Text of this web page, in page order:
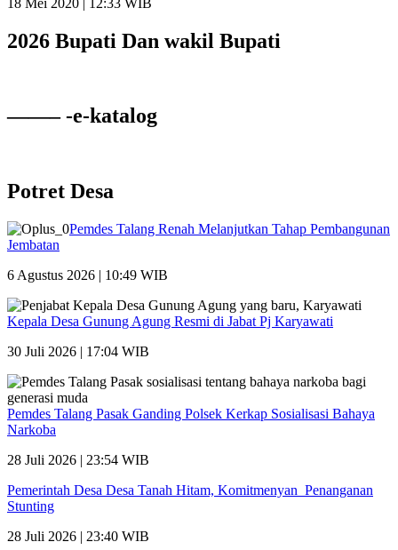
2026 Bupati Dan wakil Bupati
——– -e-katalog
Potret Desa
Pemdes Talang Renah Melanjutkan Tahap Pembangunan
Jembatan
6 Agustus 2026 | 10:49 WIB
Kepala Desa Gunung Agung Resmi di Jabat Pj Karyawati
30 Juli 2026 | 17:04 WIB
Pemdes Talang Pasak Ganding Polsek Kerkap Sosialisasi Bahaya
Narkoba
28 Juli 2026 | 23:54 WIB
Pemerintah Desa Desa Tanah Hitam, Komitmenyan Penanganan
Stunting
28 Juli 2026 | 23:40 WIB